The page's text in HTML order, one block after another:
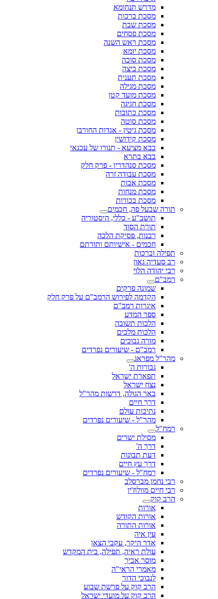
מדרש תנחומא
מסכת ברכות
מסכת שבת
מסכת פסחים
מסכת ראש השנה
מסכת יומא
מסכת סוכה
מסכת ביצה
מסכת תענית
מסכת מגילה
מסכת מועד קטן
מסכת חגיגה
מסכת כתובות
מסכת סוטה
מסכת גיטין - אגדות החורבן
מסכת קידושין
בבא מציעא - תנורו של עכנאי
בבא בתרא
מסכת סנהדרין - פרק חלק
מסכת עבודה זרה
מסכת אבות
מסכת מנחות
מסכת בכורות
תורה שבעל פה, חכמים
תושב"ע - כללי, היסטוריה
תורת הסוד
רבנות, פסיקת הלכה
חכמים - אישיותם ותורתם
תפילה וברכות
רב סעדיה גאון
רבי יהודה הלוי
רמב"ם
שמונה פרקים
הקדמה לפירוש הרמב"ם על פרק חלק
איגרות רמב"ם
ספר המדע
הלכות תשובה
הלכות מלכים
מורה נבוכים
רמב"ם - שיעורים נפרדים
מהר"ל מפראג
גבורות ה'
תפארת ישראל
נצח ישראל
באר הגולה, דרשות מהר"ל
דרך חיים
נתיבות עולם
מהר"ל - שיעורים נפרדים
רמח"ל
מסילת ישרים
דרך ה'
דעת תבונות
דרך עץ חיים
רמח"ל - שיעורים נפרדים
רבי נחמן מברסלב
רבי חיים מוולוז'ין
הרב קוק
אורות
אורות הקודש
אורות התורה
עין איה
אדר היקר, עקבי הצאן
עולת ראיה, תפילה, בית המקדש
מוסר אביך
מאמרי הראי"ה
לנבוכי הדור
הרב קוק על פרשת שבוע
הרב קוק על מועדי ישראל